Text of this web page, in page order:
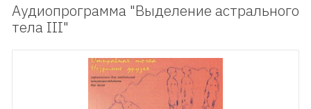
Аудиопрограмма "Выделение астрального
тела III"